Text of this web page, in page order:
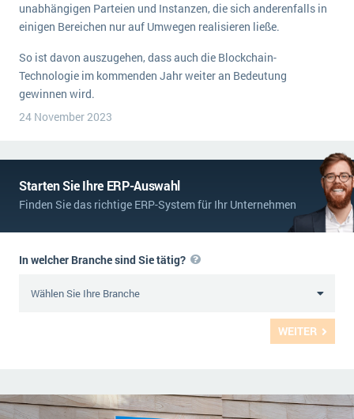
unabhängigen Parteien und Instanzen, die sich anderenfalls in
einigen Bereichen nur auf Umwegen realisieren ließe.
So ist davon auszugehen, dass auch die Blockchain-
Technologie im kommenden Jahr weiter an Bedeutung
gewinnen wird.
24 November 2023
Starten Sie Ihre ERP-Auswahl
Finden Sie das richtige ERP-System für Ihr Unternehmen
WEITER
In welcher Branche sind Sie tätig?